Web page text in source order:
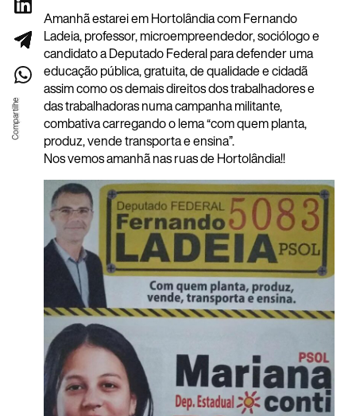
Amanhã estarei em Hortolândia com Fernando
Ladeia, professor, microempreendedor, sociólogo e
candidato a Deputado Federal para defender uma
educação pública, gratuita, de qualidade e cidadã
assim como os demais direitos dos trabalhadores e
das trabalhadoras numa campanha militante,
combativa carregando o lema “com quem planta,
produz, vende transporta e ensina”.
Nos vemos amanhã nas ruas de Hortolândia!!